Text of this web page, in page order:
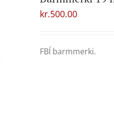
kr.500.00
FBÍ barmmerki.